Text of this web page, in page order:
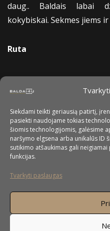
Siekdami teikti geriausią patirtį,
pasiekti naudojame tokias
šiomis technologijomis, galėsime
naršymo elgsena arba unikalūs ID
sutikimo atšaukimas gali
funkcijas.
Tvarkyti paslaugas
daug.. Baldais labai
kokybiskai. Sekmes jiems
Ruta